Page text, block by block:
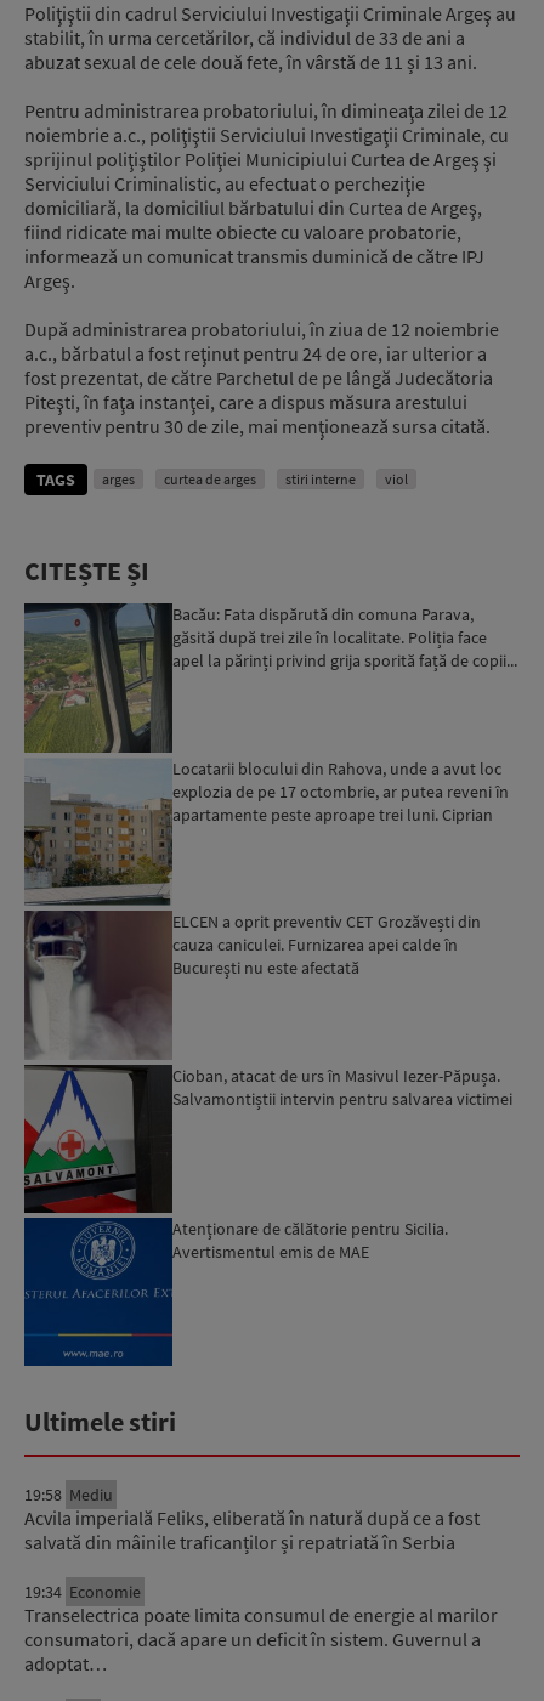
Poliţiştii din cadrul Serviciului Investigaţii Criminale Argeş au
stabilit, în urma cercetărilor, că individul de 33 de ani a
abuzat sexual de cele două fete, în vârstă de 11 și 13 ani.
Pentru administrarea probatoriului, în dimineaţa zilei de 12
noiembrie a.c., poliţiştii Serviciului Investigaţii Criminale, cu
sprijinul poliţiştilor Poliţiei Municipiului Curtea de Argeş şi
Serviciului Criminalistic, au efectuat o percheziţie
domiciliară, la domiciliul bărbatului din Curtea de Argeş,
fiind ridicate mai multe obiecte cu valoare probatorie,
informează un comunicat transmis duminică de către IPJ
Argeş.
După administrarea probatoriului, în ziua de 12 noiembrie
a.c., bărbatul a fost reţinut pentru 24 de ore, iar ulterior a
fost prezentat, de către Parchetul de pe lângă Judecătoria
Piteşti, în faţa instanţei, care a dispus măsura arestului
preventiv pentru 30 de zile, mai menţionează sursa citată.
TAGS arges curtea de arges stiri interne viol
CITEȘTE ȘI
Bacău: Fata dispărută din comuna Parava,
găsită după trei zile în localitate. Poliția face
apel la părinți privind grija sporită față de copii...
Locatarii blocului din Rahova, unde a avut loc
explozia de pe 17 octombrie, ar putea reveni în
apartamente peste aproape trei luni. Ciprian
ELCEN a oprit preventiv CET Grozăvești din
cauza caniculei. Furnizarea apei calde în
Bucureşti nu este afectată
Cioban, atacat de urs în Masivul Iezer-Păpușa.
Salvamontiștii intervin pentru salvarea victimei
Atenţionare de călătorie pentru Sicilia.
Avertismentul emis de MAE
Ultimele stiri
19:58 Mediu
Acvila imperială Feliks, eliberată în natură după ce a fost
salvată din mâinile traficanților și repatriată în Serbia
19:34 Economie
Transelectrica poate limita consumul de energie al marilor
consumatori, dacă apare un deficit în sistem. Guvernul a
adoptat…